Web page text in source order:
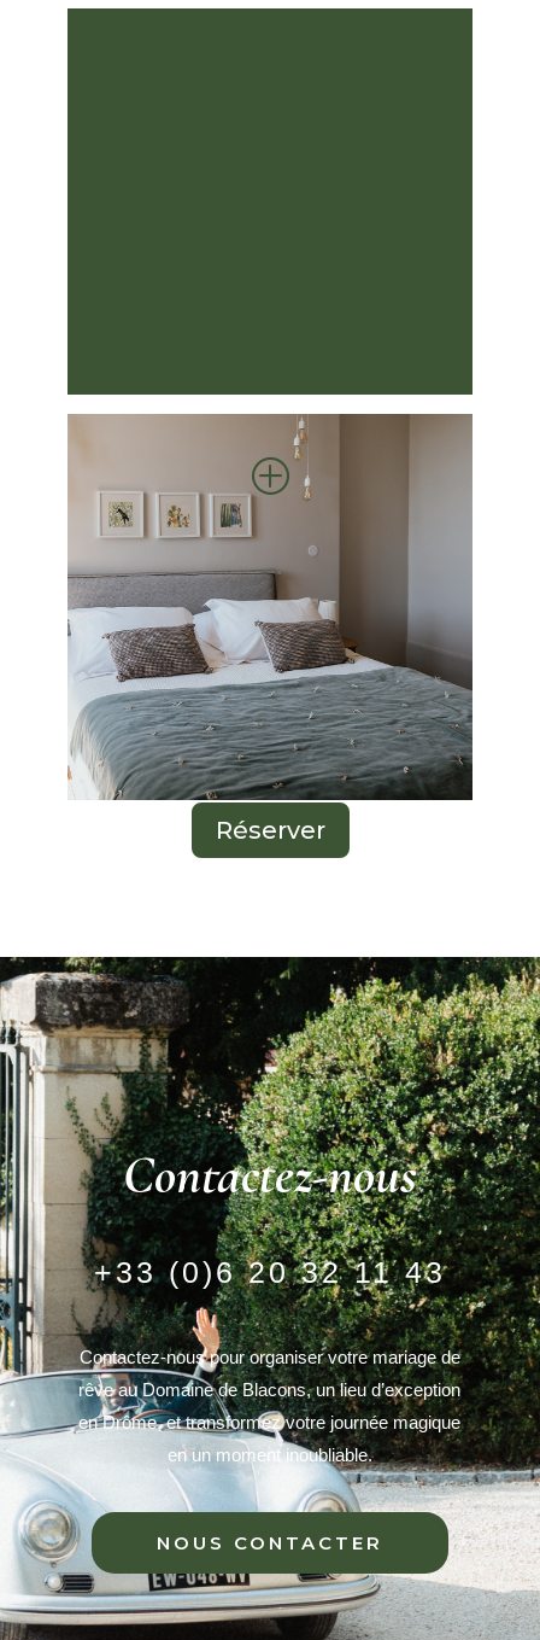
P
LES PRINCES
Chambre single avec douche
privative, confortable et fonctionnelle
pour un séjour agréable.
Réserver
Contactez-nous
+33 (0)6 20 32 11 43
Contactez-nous pour organiser votre mariage de
rêve au Domaine de Blacons, un lieu d’exception
en Drôme, et transformez votre journée magique
en un moment inoubliable.
NOUS CONTACTER